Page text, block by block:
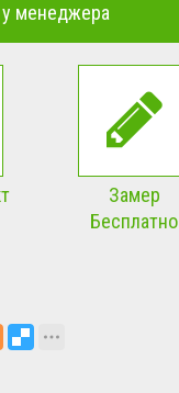
у менеджера
Замер
Бесплатно